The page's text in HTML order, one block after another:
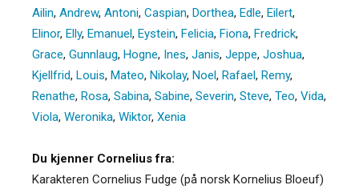
Ailin, Andrew, Antoni, Caspian, Dorthea, Edle, Eilert,
Elinor, Elly, Emanuel, Eystein, Felicia, Fiona, Fredrick,
Grace, Gunnlaug, Hogne, Ines, Janis, Jeppe, Joshua,
Kjellfrid, Louis, Mateo, Nikolay, Noel, Rafael, Remy,
Renathe, Rosa, Sabina, Sabine, Severin, Steve, Teo, Vida,
Viola, Weronika, Wiktor, Xenia
Du kjenner Cornelius fra:
Karakteren Cornelius Fudge (på norsk Kornelius Bloeuf)